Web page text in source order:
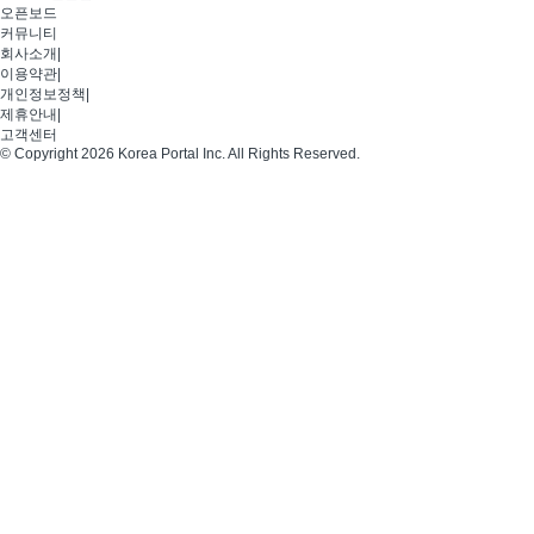
오픈보드
커뮤니티
회사소개
이용약관
개인정보정책
제휴안내
고객센터
© Copyright 2026 Korea Portal Inc. All Rights Reserved.